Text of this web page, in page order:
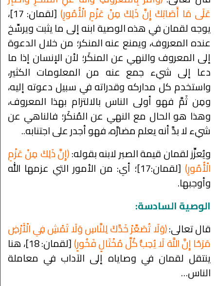
عَلَى مَا أَصَابَكَ إِنَّ ذَلِكَ مِنْ عَزْمِ الْأُمُورِ﴾
[لقمان: 17]،
يوجه لقمان في هذه الوصية ابنه إلى ما يثبت ويرسِّخ
عنده المعروف، ويمنع عنه المنكر؛ من خلال الدعوة
إلى المعروف والنهي عن المنكَر؛ لأن الإنسان إذا ما
دعا إلى شيء جمع عنه من المعلومات الكثير،
واستخدم كل مداركه وقدراته في سبيل دعوته إليه،
ومِن ثَمَّ فهو أولى الناس بالالتزام بهذا المعروف،
وهذا هو الحال مع النهي عن المُنكَر؛ فالناهي عن
شيء لا بدَّ أنه يعلم مضارَّه، فهو أجدر على اجتنابه..
ويُعزِّز لقمان قيمة الصبر لابنه بقوله:﴿إِنَّ ذَلِكَ مِنْ عَزْمِ
الْأُمُورِ﴾
[لقمان:17]؛ أي: من الأمور التي عزمها الله
وأوجبها.
الوصية السادسة:
قال تعالى:﴿وَلَا تُصَعِّرْ خَدَّكَ لِلنَّاسِ وَلَا تَمْشِ فِي الْأَرْضِ
مَرَحًا إِنَّ اللَّهَ لَا يُحِبُّ كُلَّ مُخْتَالٍ فَخُورٍ﴾
[لقمان: 18]، هنا
ينتقل لقمان في وصاياه إلى الآداب في معاملة
الناس…